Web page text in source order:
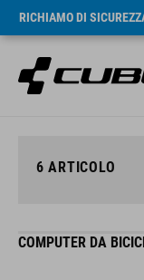
RICHIAMO DI
6 ARTICOLO
COMPUTER DA